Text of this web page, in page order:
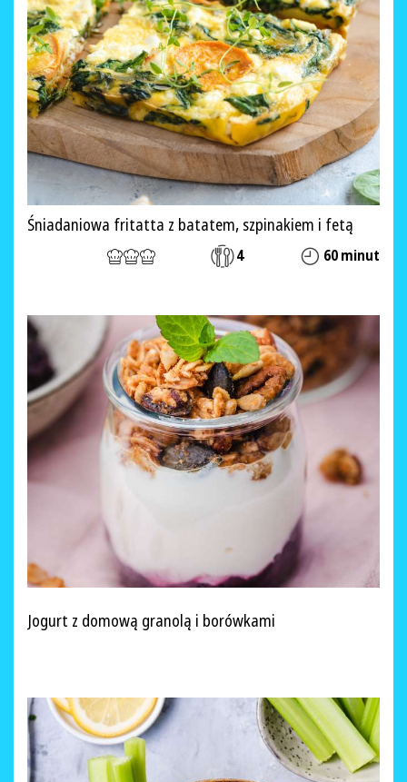
Śniadaniowa fritatta z batatem, szpinakiem i fetą
4 60 minut
Jogurt z domową granolą i borówkami